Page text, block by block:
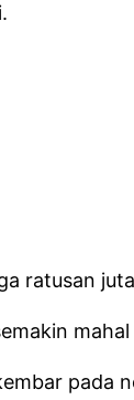
ratusan
pada